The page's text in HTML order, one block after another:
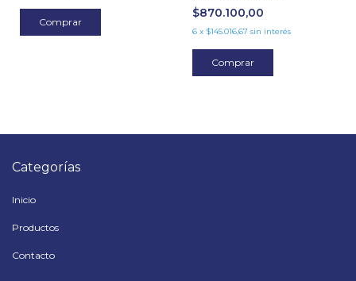
Comprar
$870.100,00
6 x $145.016,67 sin interés
Comprar
Categorías
Inicio
Productos
Contacto